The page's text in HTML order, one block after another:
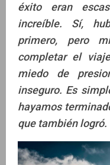
éxito eran
increíble. Sí,
primero, pero
completar el
miedo de
inseguro. Es
hayamos
que también logró.